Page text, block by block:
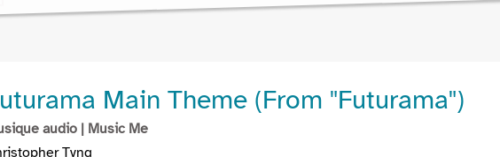
Main Theme (From "Futurama")
audio | Music Me
Tyng